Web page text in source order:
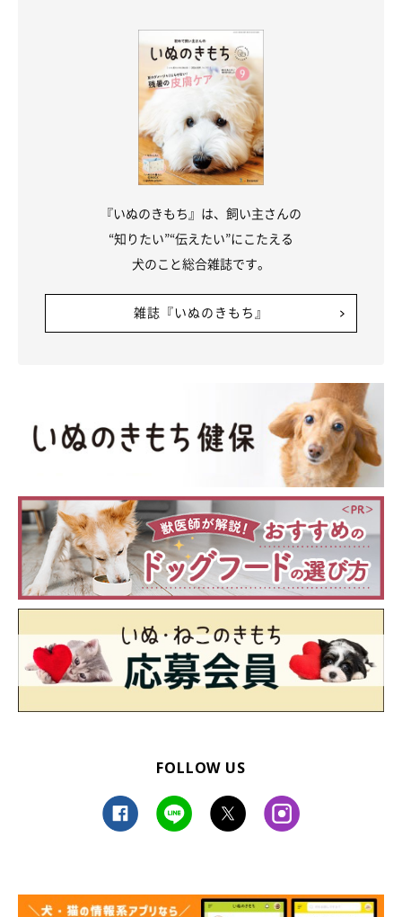
『いぬのきもち』は、飼い主さんの
“知りたい”“伝えたい”にこたえる
犬のこと総合雑誌です。
雑誌『いぬのきもち』
FOLLOW US